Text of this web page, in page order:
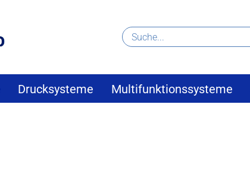
Drucksysteme Multifunktionssysteme